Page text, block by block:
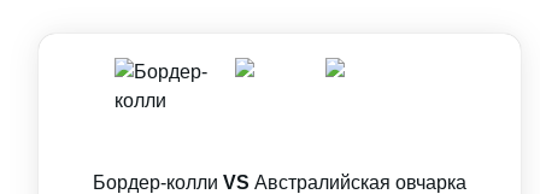
Бордер-колли VS Австралийская овчарка